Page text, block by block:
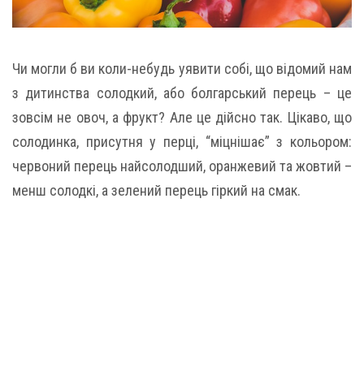
Чи могли б ви коли-небудь уявити собі, що відомий нам
з дитинства солодкий, або болгарський перець – це
зовсім не овоч, а фрукт? Але це дійсно так. Цікаво, що
солодинка, присутня у перці, “міцнішає” з кольором:
червоний перець найсолодший, оранжевий та жовтий –
менш солодкі, а зелений перець гіркий на смак.